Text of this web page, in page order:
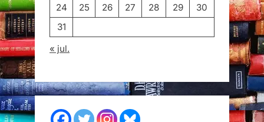
24 25 26 27 28 29
30
31
« jul.